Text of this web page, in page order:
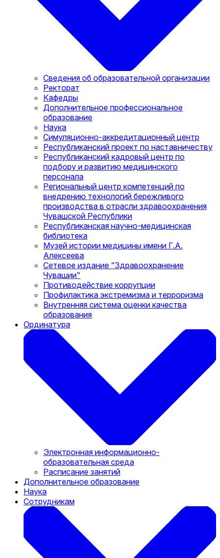
Сведения об образовательной организации
Ректорат
Кафедры
Дополнительное профессиональное
образование
Наука
Симуляционно-аккредитационный центр
Республиканский проект по наставничеству
Республиканский кадровый центр по
подбору и развитию медицинского
персонала
Региональный центр компетенций по
внедрению технологий бережливого
производства в отрасли здравоохранения
Чувашской Республики
Республиканская научно-медицинская
библиотека
Музей истории медицины имени Г.А.
Алексеева
Сетевое издание "Здравоохранение
Чувашии"
Противодействие коррупции
Профилактика экстремизма и терроризма
Внутренняя система оценки качества
образования
Ординатура
Электронная информационно-
образовательная среда
Расписание занятий
Дополнительное образование
Наука
Сотрудникам